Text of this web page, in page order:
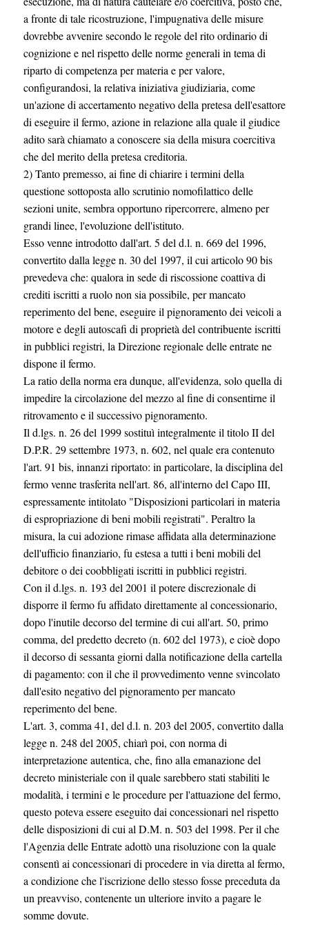
a fronte di tale ricostruzione, l'impugnativa delle misure
dovrebbe avvenire secondo le regole del rito ordinario di
cognizione e nel rispetto delle norme generali in tema di
riparto di competenza per materia e per valore,
configurandosi, la relativa iniziativa giudiziaria, come
un'azione di accertamento negativo della pretesa dell'esattore
di eseguire il fermo, azione in relazione alla quale il giudice
adito sarà chiamato a conoscere sia della misura coercitiva
che del merito della pretesa creditoria.
2) Tanto premesso, ai fine di chiarire i termini della
questione sottoposta allo scrutinio nomofilattico delle
sezioni unite, sembra opportuno ripercorrere, almeno per
grandi linee, l'evoluzione dell'istituto.
Esso venne introdotto dall'art. 5 del d.l. n. 669 del 1996,
convertito dalla legge n. 30 del 1997, il cui articolo 90 bis
prevedeva che: qualora in sede di riscossione coattiva di
crediti iscritti a ruolo non sia possibile, per mancato
reperimento del bene, eseguire il pignoramento dei veicoli a
motore e degli autoscafi di proprietà del contribuente iscritti
in pubblici registri, la Direzione regionale delle entrate ne
dispone il fermo.
La ratio della norma era dunque, all'evidenza, solo quella di
impedire la circolazione del mezzo al fine di consentirne il
ritrovamento e il successivo pignoramento.
Il d.lgs. n. 26 del 1999 sostituì integralmente il titolo II del
D.P.R. 29 settembre 1973, n. 602, nel quale era contenuto
l'art. 91 bis, innanzi riportato: in particolare, la disciplina del
fermo venne trasferita nell'art. 86, all'interno del Capo III,
espressamente intitolato "Disposizioni particolari in materia
di espropriazione di beni mobili registrati". Peraltro la
misura, la cui adozione rimase affidata alla determinazione
dell'ufficio finanziario, fu estesa a tutti i beni mobili del
debitore o dei coobbligati iscritti in pubblici registri.
Con il d.lgs. n. 193 del 2001 il potere discrezionale di
disporre il fermo fu affidato direttamente al concessionario,
dopo l'inutile decorso del termine di cui all'art. 50, primo
comma, del predetto decreto (n. 602 del 1973), e cioè dopo
il decorso di sessanta giorni dalla notificazione della cartella
di pagamento: con il che il provvedimento venne svincolato
dall'esito negativo del pignoramento per mancato
reperimento del bene.
L'art. 3, comma 41, del d.l. n. 203 del 2005, convertito dalla
legge n. 248 del 2005, chiarì poi, con norma di
interpretazione autentica, che, fino alla emanazione del
decreto ministeriale con il quale sarebbero stati stabiliti le
modalità, i termini e le procedure per l'attuazione del fermo,
questo poteva essere eseguito dai concessionari nel rispetto
delle disposizioni di cui al D.M. n. 503 del 1998. Per il che
l'Agenzia delle Entrate adottò una risoluzione con la quale
consentì ai concessionari di procedere in via diretta al fermo,
a condizione che l'iscrizione dello stesso fosse preceduta da
un preavviso, contenente un ulteriore invito a pagare le
somme dovute.